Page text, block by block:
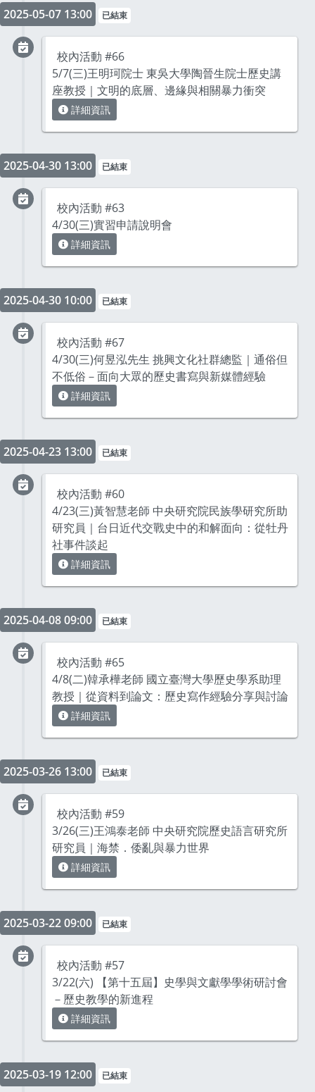
2025-05-07 13:00 已結束
校內活動 #66
5/7(三)王明珂院士 東吳大學陶晉生院士歷史講
座教授｜文明的底層、邊緣與相關暴力衝突
詳細資訊
2025-04-30 13:00 已結束
校內活動 #63
4/30(三)實習申請說明會
詳細資訊
2025-04-30 10:00 已結束
校內活動 #67
4/30(三)何昱泓先生 挑興文化社群總監｜通俗但
不低俗－面向大眾的歷史書寫與新媒體經驗
詳細資訊
2025-04-23 13:00 已結束
校內活動 #60
4/23(三)黃智慧老師 中央研究院民族學研究所助
研究員｜台日近代交戰史中的和解面向：從牡丹
社事件談起
詳細資訊
2025-04-08 09:00 已結束
校內活動 #65
4/8(二)韓承樺老師 國立臺灣大學歷史學系助理
教授｜從資料到論文：歷史寫作經驗分享與討論
詳細資訊
2025-03-26 13:00 已結束
校內活動 #59
3/26(三)王鴻泰老師 中央研究院歷史語言研究所
研究員｜海禁．倭亂與暴力世界
詳細資訊
2025-03-22 09:00 已結束
校內活動 #57
3/22(六) 【第十五屆】史學與文獻學學術研討會
－歷史教學的新進程
詳細資訊
2025-03-19 12:00 已結束